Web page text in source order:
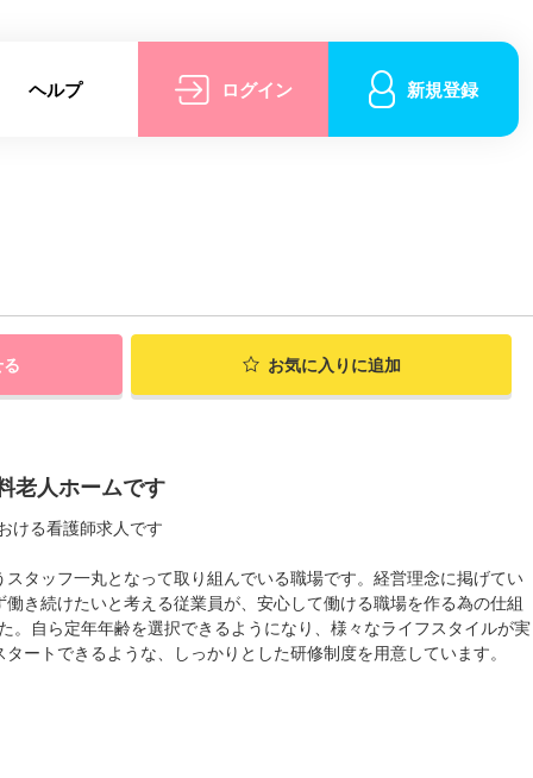
ヘルプ ログイン 新規登録
お気に入りに追加
老人ホームです
ける看護師求人です
タッフ一丸となって取り組んでいる職場です。経営理念に掲げてい
き続けたいと考える従業員が、安心して働ける職場を作る為の仕組
自ら定年年齢を選択できるようになり、様々なライフスタイルが実
ートできるような、しっかりとした研修制度を用意しています。